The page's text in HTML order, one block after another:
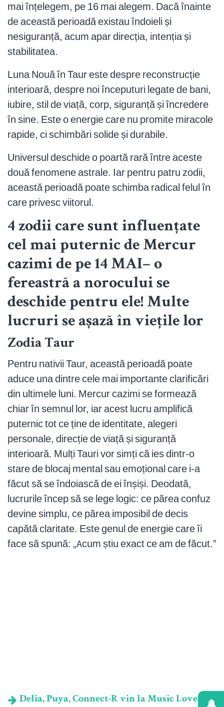
mai înțelegem, pe 16 mai alegem. Dacă înainte
de această perioadă existau îndoieli și
nesiguranță, acum apar direcția, intenția și
stabilitatea.
Luna Nouă în Taur este despre reconstrucție
interioară, despre noi începuturi legate de bani,
iubire, stil de viață, corp, siguranță și încredere
în sine. Este o energie care nu promite miracole
rapide, ci schimbări solide și durabile.
Universul deschide o poartă rară între aceste
două fenomene astrale. Iar pentru patru zodii,
această perioadă poate schimba radical felul în
care privesc viitorul.
4 zodii care sunt influențate
cel mai puternic de Mercur
cazimi de pe 14 MAI– o
fereastră a norocului se
deschide pentru ele! Multe
lucruri se așază în viețile lor
Zodia Taur
Pentru nativii Taur, această perioadă poate
aduce una dintre cele mai importante clarificări
din ultimele luni. Mercur cazimi se formează
chiar în semnul lor, iar acest lucru amplifică
puternic tot ce ține de identitate, alegeri
personale, direcție de viață și siguranță
interioară. Mulți Tauri vor simți că ies dintr-o
stare de blocaj mental sau emoțional care i-a
făcut să se îndoiască de ei înșiși. Deodată,
lucrurile încep să se lege logic: ce părea confuz
devine simplu, ce părea imposibil de decis
capătă claritate. Este genul de energie care îi
face să spună: „Acum știu exact ce am de făcut.”
Delia, Puya, Connect-R vin la Music Lover